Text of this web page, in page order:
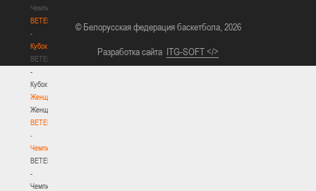
Чемпионат
BETERA
-
Кубок
BETERA
-
Кубок
Женщины
Женщины
BETERA
-
Чемпионат
BETERA
-
Чемпионат
© Белорусская федерация баскетбола, 2026
Разработка сайта ITG-SOFT </>